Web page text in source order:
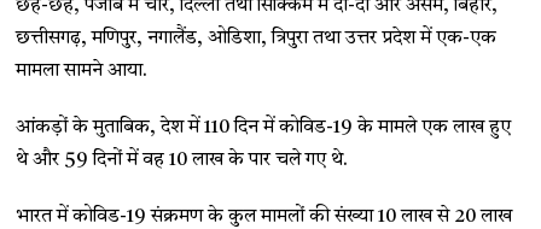
छह-छह, पंजाब में चार, दिल्ली तथा सिक्किम में दो-दो और असम, बिहार,
छत्तीसगढ़, मणिपुर, नगालैंड, ओडिशा, त्रिपुरा तथा उत्तर प्रदेश में एक-एक
मामला सामने आया.
आंकड़ों के मुताबिक, देश में 110 दिन में कोविड-19 के मामले एक लाख हुए
थे और 59 दिनों में वह 10 लाख के पार चले गए थे.
भारत में कोविड-19 संक्रमण के कुल मामलों की संख्या 10 लाख से 20 लाख